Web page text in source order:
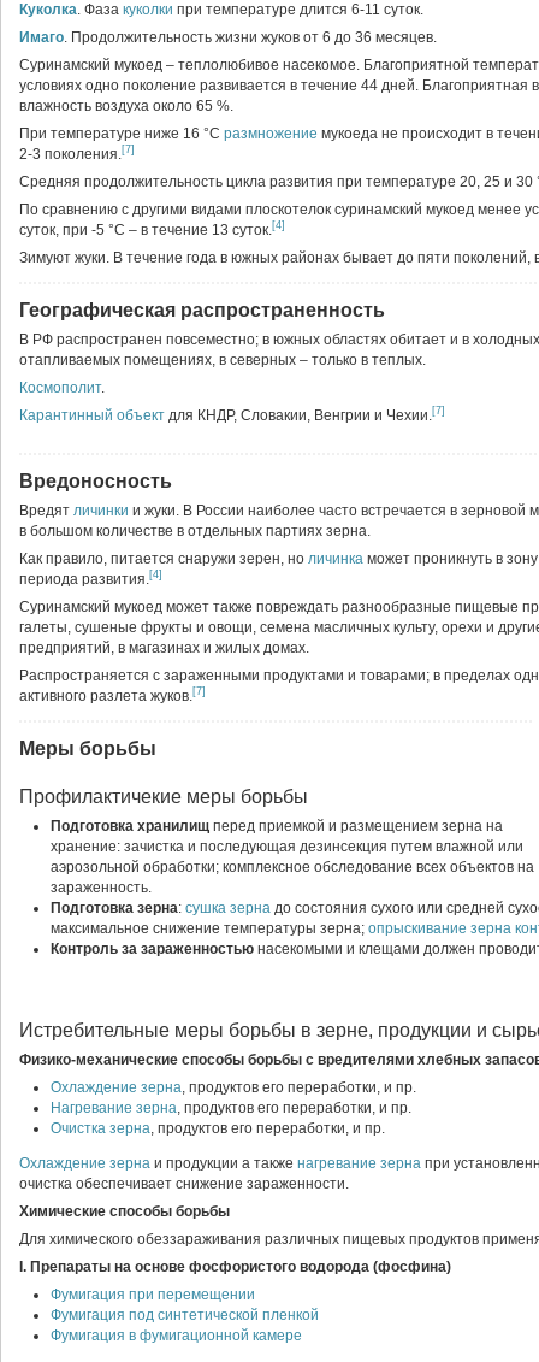
Куколка. Фаза куколки при температуре длится 6-11 суток.
Имаго. Продолжительность жизни жуков от 6 до 36 месяцев.
Суринамский мукоед – теплолюбивое насекомое. Благоприятной
условиях одно поколение развивается в течение 44 дней.
влажность воздуха около 65 %.
При температуре ниже 16 °С размножение мукоеда не происходит в
2-3 поколения.[7]
Средняя продолжительность цикла развития при температуре 20, 25 и 30
По сравнению с другими видами плоскотелок суринамский мукоед менее
суток, при -5 °С – в течение 13 суток.[4]
Зимуют жуки. В течение года в южных районах бывает до пяти
Географическая распространенность
В РФ распространен повсеместно; в южных областях обитает и в
отапливаемых помещениях, в северных – только в теплых.
Космополит.
Карантинный объект для КНДР, Словакии, Венгрии и Чехии.[7]
Вредоносность
Вредят личинки и жуки. В России наиболее часто встречается в зерновой
в большом количестве в отдельных партиях зерна.
Как правило, питается снаружи зерен, но личинка может проникнуть в
периода развития.[4]
Суринамский мукоед может также повреждать разнообразные пищевые
галеты, сушеные фрукты и овощи, семена масличных культу, орехи и
предприятий, в магазинах и жилых домах.
Распространяется с зараженными продуктами и товарами; в пределах
активного разлета жуков.[7]
Меры борьбы
Профилактичекие меры борьбы
Подготовка хранилищ перед приемкой и размещением зерна на
хранение: зачистка и последующая дезинсекция путем влажной или
аэрозольной обработки; комплексное обследование всех объектов на
зараженность.
Подготовка зерна: сушка зерна до состояния сухого или средней
максимальное снижение температуры зерна; опрыскивание зерна
Контроль за зараженностью насекомыми и клещами должен
Истребительные меры борьбы в зерне, продукции и
Физико-механические способы борьбы с вредителями хлебных
Охлаждение зерна, продуктов его переработки, и пр.
Нагревание зерна, продуктов его переработки, и пр.
Очистка зерна, продуктов его переработки, и пр.
Охлаждение зерна и продукции а также нагревание зерна при
очистка обеспечивает снижение зараженности.
Химические способы борьбы
Для химического обеззараживания различных пищевых продуктов
I. Препараты на основе фосфористого водорода (фосфина)
Фумигация при перемещении
Фумигация под синтетической пленкой
Фумигация в фумигационной камере